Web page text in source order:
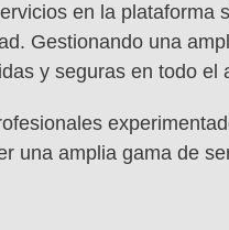
en la plataforma
Gestionando una
y seguras en todo el
una amplia gama de